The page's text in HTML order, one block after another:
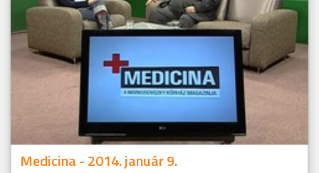
Medicina - 2014. január 9.